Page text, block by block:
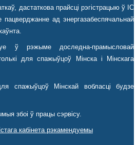
дастаткова прайсці рэгістрацыю ў ІС
ад энергазабеспячальнай
ў рэжыме доследна-прамысловай
для спажыўцоў Мінска і Мінскага
спажыўцоў Мінскай вобласці будзе
збоі ў працы сэрвісу.
кабінета рэкамендуемы